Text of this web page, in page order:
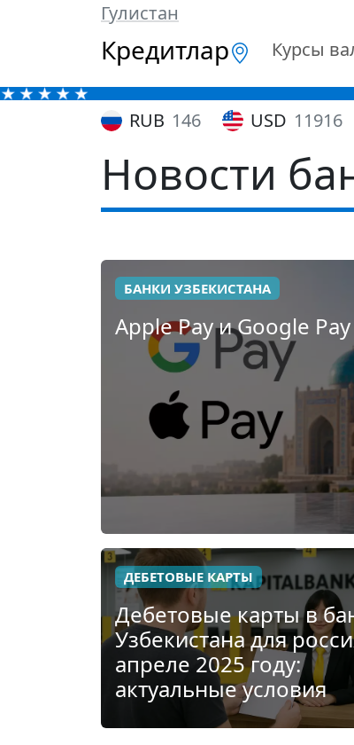
Гулистан
Кредитлар Курсы
RUB 146 USD 11916
Новости
БАНКИ УЗБЕКИСТАНА
Apple Pay и Google
ДЕБЕТОВЫЕ КАРТЫ
Дебетовые карты в
Узбекистана для
апреле 2025 году:
актуальные условия